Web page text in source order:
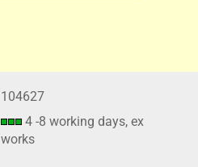
104627
4 -8 working days, ex
works